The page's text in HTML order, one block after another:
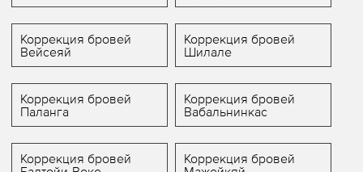
Коррекция бровей
Вейсеяй
Коррекция бровей
Шилале
Коррекция бровей
Паланга
Коррекция бровей
Вабальнинкас
Коррекция бровей
Коррекция бровей